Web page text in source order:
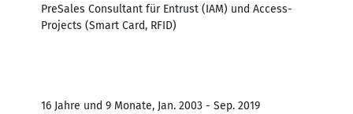
PreSales Consultant für Entrust (IAM) und Access-
Projects (Smart Card, RFID)
16 Jahre und 9 Monate, Jan. 2003 - Sep. 2019